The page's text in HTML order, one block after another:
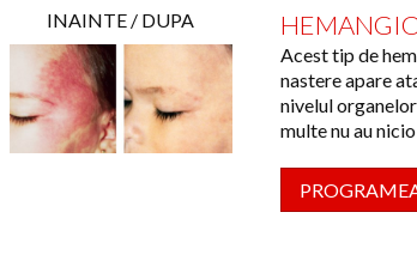
INAINTE / DUPA
Acest tip de
nastere apare
nivelul
multe nu au